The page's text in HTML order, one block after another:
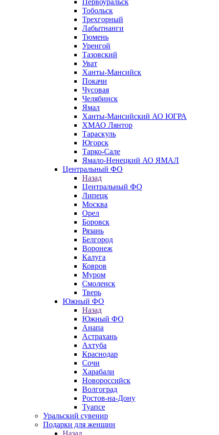
Первоуральск
Тобольск
Трехгорный
Лабытнанги
Тюмень
Уренгой
Тазовский
Уват
Ханты-Мансийск
Покачи
Чусовая
Челябинск
Ямал
Ханты-Мансийский АО ЮГРА
ХМАО Лянтор
Тараскуль
Югорск
Тарко-Сале
Ямало-Ненецкий АО ЯМАЛ
Центральный ФО
Назад
Центральный ФО
Липецк
Москва
Орел
Боровск
Рязань
Белгород
Воронеж
Калуга
Ковров
Муром
Смоленск
Тверь
Южный ФО
Назад
Южный ФО
Анапа
Астрахань
Ахтуба
Краснодар
Сочи
Харабали
Новороссийск
Волгоград
Ростов-на-Дону
Туапсе
Уральский сувенир
Подарки для женщин
Назад